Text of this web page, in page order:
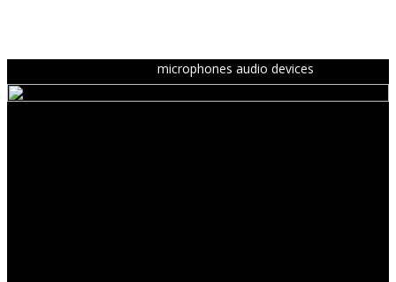
microphones audio devices